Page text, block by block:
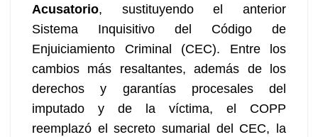
Acusatorio, sustituyendo el anterior
Sistema Inquisitivo del Código de
Enjuiciamiento Criminal (CEC). Entre los
cambios más resaltantes, además de los
derechos y garantías procesales del
imputado y de la víctima, el COPP
reemplazó el secreto sumarial del CEC, la